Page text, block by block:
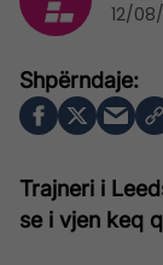
Trajneri i
se i vjen keq
12/